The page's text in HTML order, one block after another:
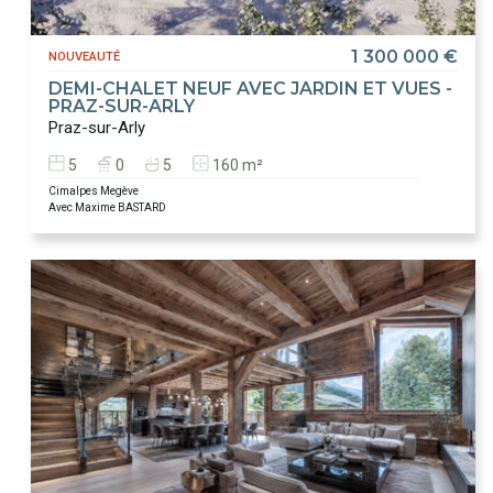
NOUVEAUTÉ
1 300 000 €
DEMI-CHALET NEUF AVEC JARDIN ET VUES -
PRAZ-SUR-ARLY
Praz-sur-Arly
5 0 5 160 m²
Cimalpes Megève
Avec Maxime BASTARD